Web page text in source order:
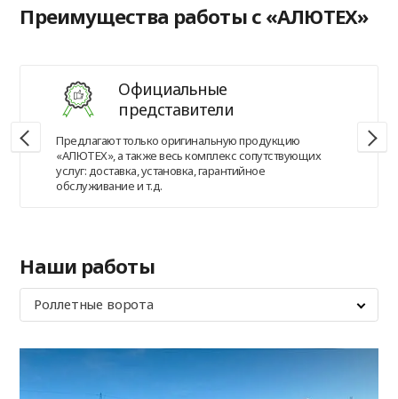
Преимущества работы с «АЛЮТЕХ»
Официальные
представители
Предлагают только оригинальную продукцию
«АЛЮТЕХ», а также весь комплекс сопутствующих
услуг: доставка, установка, гарантийное
обслуживание и т.д.
Наши работы
Роллетные ворота